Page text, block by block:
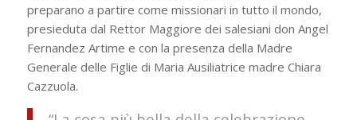
preparano a partire come missionari in tutto il mondo,
presieduta dal Rettor Maggiore dei salesiani don Angel
Fernandez Artime e con la presenza della Madre
Generale delle Figlie di Maria Ausiliatrice madre Chiara
Cazzuola.